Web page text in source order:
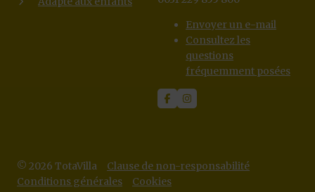
Envoyer un e-mail
Consultez les
questions
fréquemment posées
© 2026 TotaVilla
Clause de non-responsabilité
Conditions générales
Cookies